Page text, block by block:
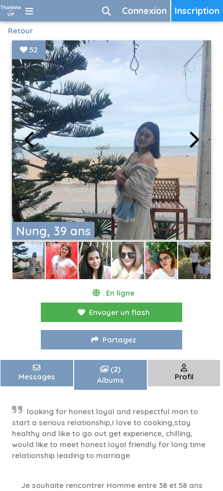
Inscription
Connexion
Retour
Nung, 39 ans
52
En ligne
Envoyer un flash
Partagez
Messages
(2)
Albums
Profil
looking for honest loyal and respectful man to
start a serious relationship,I love to cooking,stay
healthy and like to go out get experience, chilling,
would like to meet honest loyal friendly for long time
relationship leading to marriage
Je souhaite rencontrer Homme entre 38 et 58 ans